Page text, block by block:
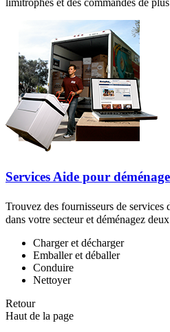
Services Aide pour
Trouvez des fournisseurs de services
dans votre secteur et déménagez
Charger et décharger
Emballer et déballer
Conduire
Nettoyer
Retour
Haut de la page